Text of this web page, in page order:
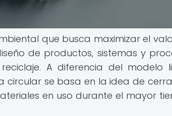
que busca maximizar el
de productos, sistemas y
A diferencia del modelo
circular se basa en la idea de
en uso durante el mayor